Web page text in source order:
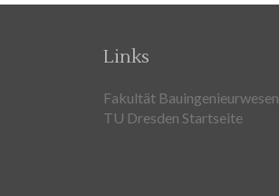
Links
Fakultät Bauingenieurwesen
TU Dresden Startseite